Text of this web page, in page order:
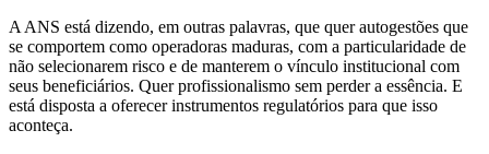
A ANS está dizendo, em outras palavras, que quer autogestões que
se comportem como operadoras maduras, com a particularidade de
não selecionarem risco e de manterem o vínculo institucional com
seus beneficiários. Quer profissionalismo sem perder a essência. E
está disposta a oferecer instrumentos regulatórios para que isso
aconteça.